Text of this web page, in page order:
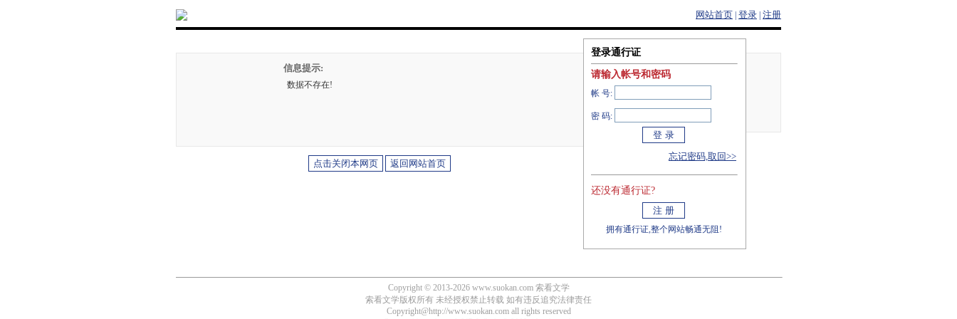
网站首页 登录 注册
信息提示:
数据不存在!
登录通行证
请输入帐号和密码
帐 号:
密 码:
忘记密码,取回>>
还没有通行证?
拥有通行证,整个网站畅通无阻!
Copyright © 2013-2026 www.suokan.com 索看文学
索看文学版权所有 未经授权禁止转载 如有违反追究法律责任
Copyright@http://www.suokan.com all rights reserved